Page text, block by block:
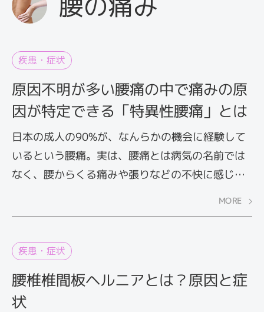
疾患・症状
原因不明が多い腰痛の中で痛みの原
因が特定できる「特異性腰痛」とは
日本の成人の90%が、なんらかの機会に経験して
いるという腰痛。実は、腰痛とは病気の名前では
なく、腰からくる痛みや張りなどの不快に感じる
症状の総称です。このうち、画像診断や血液検査
などで痛みの原因が特定できるものを「特異性腰
痛」といいます。特異性腰痛とはどのようなもの
みていきましょう。
MORE
疾患・症状
腰椎椎間板ヘルニアとは？原因と症
状